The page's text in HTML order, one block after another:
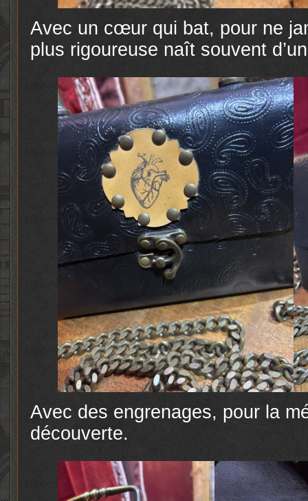
Avec un cœur qui bat, pour ne
plus rigoureuse naît souvent
Avec des engrenages, pour la
découverte.